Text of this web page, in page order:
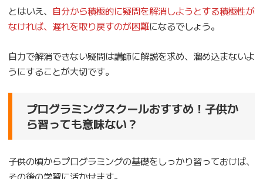
とはいえ、 自分から積極的に疑問を解消しようとする積極性が
なければ、遅れを取り戻すのが困難になるでしょう。
自力で解消できない疑問は講師に解説を求め、溜め込まないよ
うにすることが大切です。
プログラミングスクールおすすめ！子供か
ら習っても意味ない？
子供の頃からプログラミングの基礎をしっかり習っておけば、
その後の学習に活かせます。